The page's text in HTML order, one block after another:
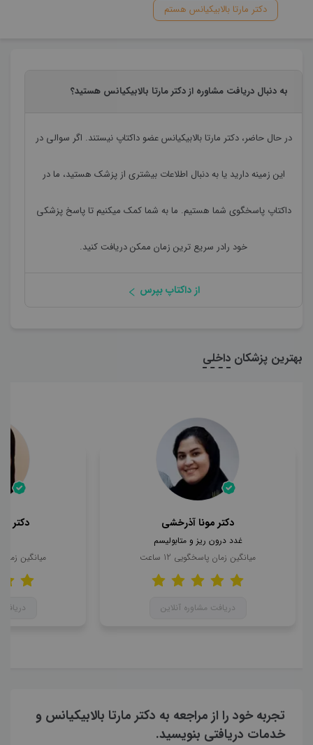
دکتر مارتا بالابیکیانس هستم
به دنبال دریافت مشاوره از دکتر مارتا بالابیکیانس هستید؟
در حال حاضر،دکتر مارتا بالابیکیانسعضو داکتاپ نیستند. اگر سوالی در
این زمینه دارید یا به دنبال اطلاعات بیشتری از پزشک هستید، ما در
داکتاپ پاسخگوی شما هستیم. ما به شما کمک میکنیم تا پاسخ پزشکی
خود رادر سریع ترین زمان ممکن دریافت کنید.
از داکتاپ بپرس
بهترین پزشکان داخلی
دکتر مونا آذرخشی
غدد درون ریز و متابولیسم
میانگین زمان پاسخگویی 12 ساعت
دریافت مشاوره آنلاین
دکتر
میانگین
تجربه خود را از مراجعه به دکتر مارتا بالابیکیانس و
خدمات دریافتی بنویسید.